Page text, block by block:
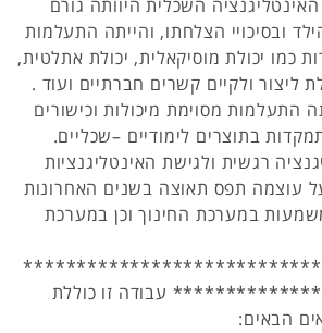
השכלית היוותה גורם
ובסיכויי הצלחתו, והייתה התעלמות
כמו יכולת מוסיקאלית, יכולת אתלטית,
ליצור ולקיים קשרים חברתיים ועוד .
התעלמות מסוימת מיכולות וכישורים
בתוצרים לימודיים –שכליים.
רגשית ולגישת האינטליגנציות
עוצמה תפס תאוצה בשנים האחרונות
במערכת החינוך וכן במערכת
עבודה זו כוללת
הבאים: